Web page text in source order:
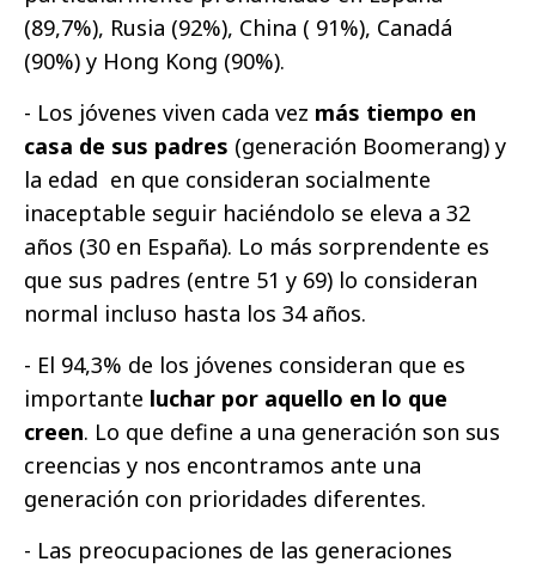
(89,7%), Rusia (92%), China ( 91%), Canadá
(90%) y Hong Kong (90%).
- Los jóvenes viven cada vez más tiempo en
casa de sus padres (generación Boomerang) y
la edad en que consideran socialmente
inaceptable seguir haciéndolo se eleva a 32
años (30 en España). Lo más sorprendente es
que sus padres (entre 51 y 69) lo consideran
normal incluso hasta los 34 años.
- El 94,3% de los jóvenes consideran que es
importante luchar por aquello en lo que
creen. Lo que define a una generación son sus
creencias y nos encontramos ante una
generación con prioridades diferentes.
- Las preocupaciones de las generaciones